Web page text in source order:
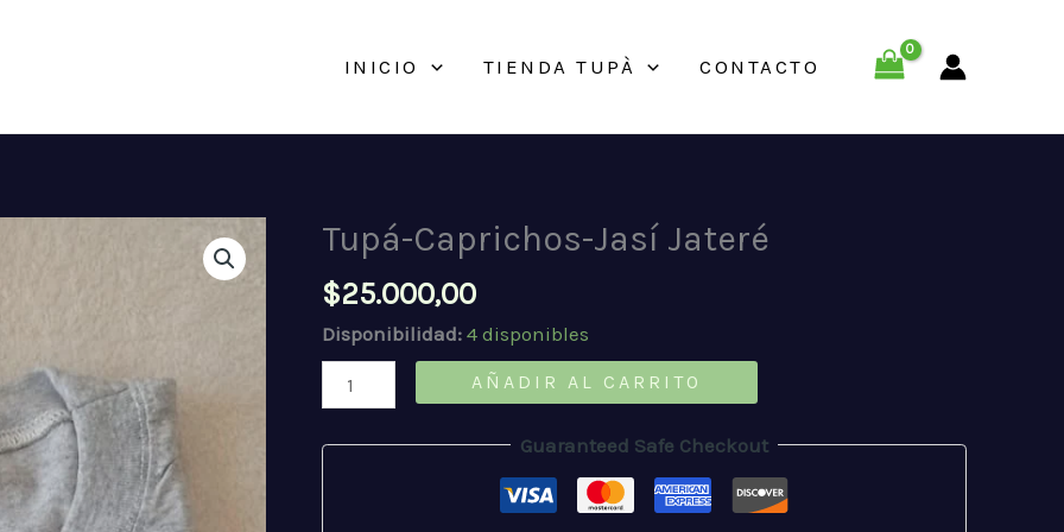
INICIO TIENDA TUPÀ CONTACTO
Tupá-Caprichos-Jasí Jateré
$25.000,00
Disponibilidad: 4 disponibles
Tupá-
Caprichos-
Jasí
AÑADIR AL CARRITO
Guaranteed Safe Checkout